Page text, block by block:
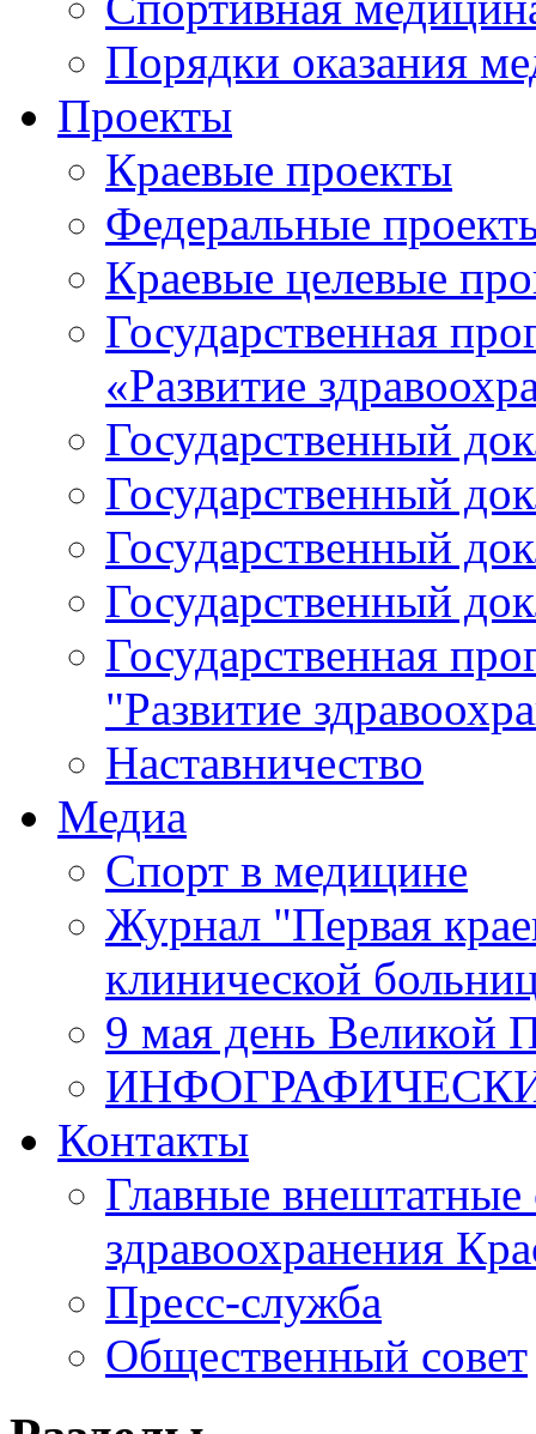
Порядки оказания
Проекты
Краевые проекты
Федеральные
Краевые целевые
Государственная
«Развитие
Государственный
Государственный
Государственный
Государственный
Государственная
"Развитие
Наставничество
Медиа
Спорт в медицине
Журнал "Первая
клинической
9 мая день Великой
Контакты
Главные внештатные
здравоохранения
Пресс-служба
Общественный совет